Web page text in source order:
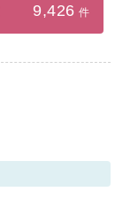
9,426 件